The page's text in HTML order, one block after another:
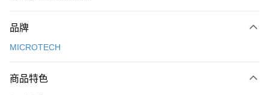
信用卡一次付款
Apple Pay
品牌
MICROTECH
商品特色